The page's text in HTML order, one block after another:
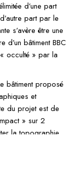
d’une part
part par le
s’avère être une
d’un bâtiment BBC
occulté » par la
bâtiment proposé
et
du projet est de
» sur 2
la topographie